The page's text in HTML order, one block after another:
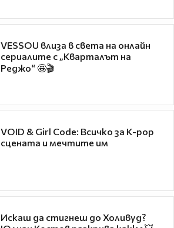
VESSOU влиза в света на онлайн
сериалите с „Кварталът на
Реджо“ 🤩🎬
VOID & Girl Code: Всичко за K-pop
сцената и мечтите им
Искаш да стигнеш до Холивуд?